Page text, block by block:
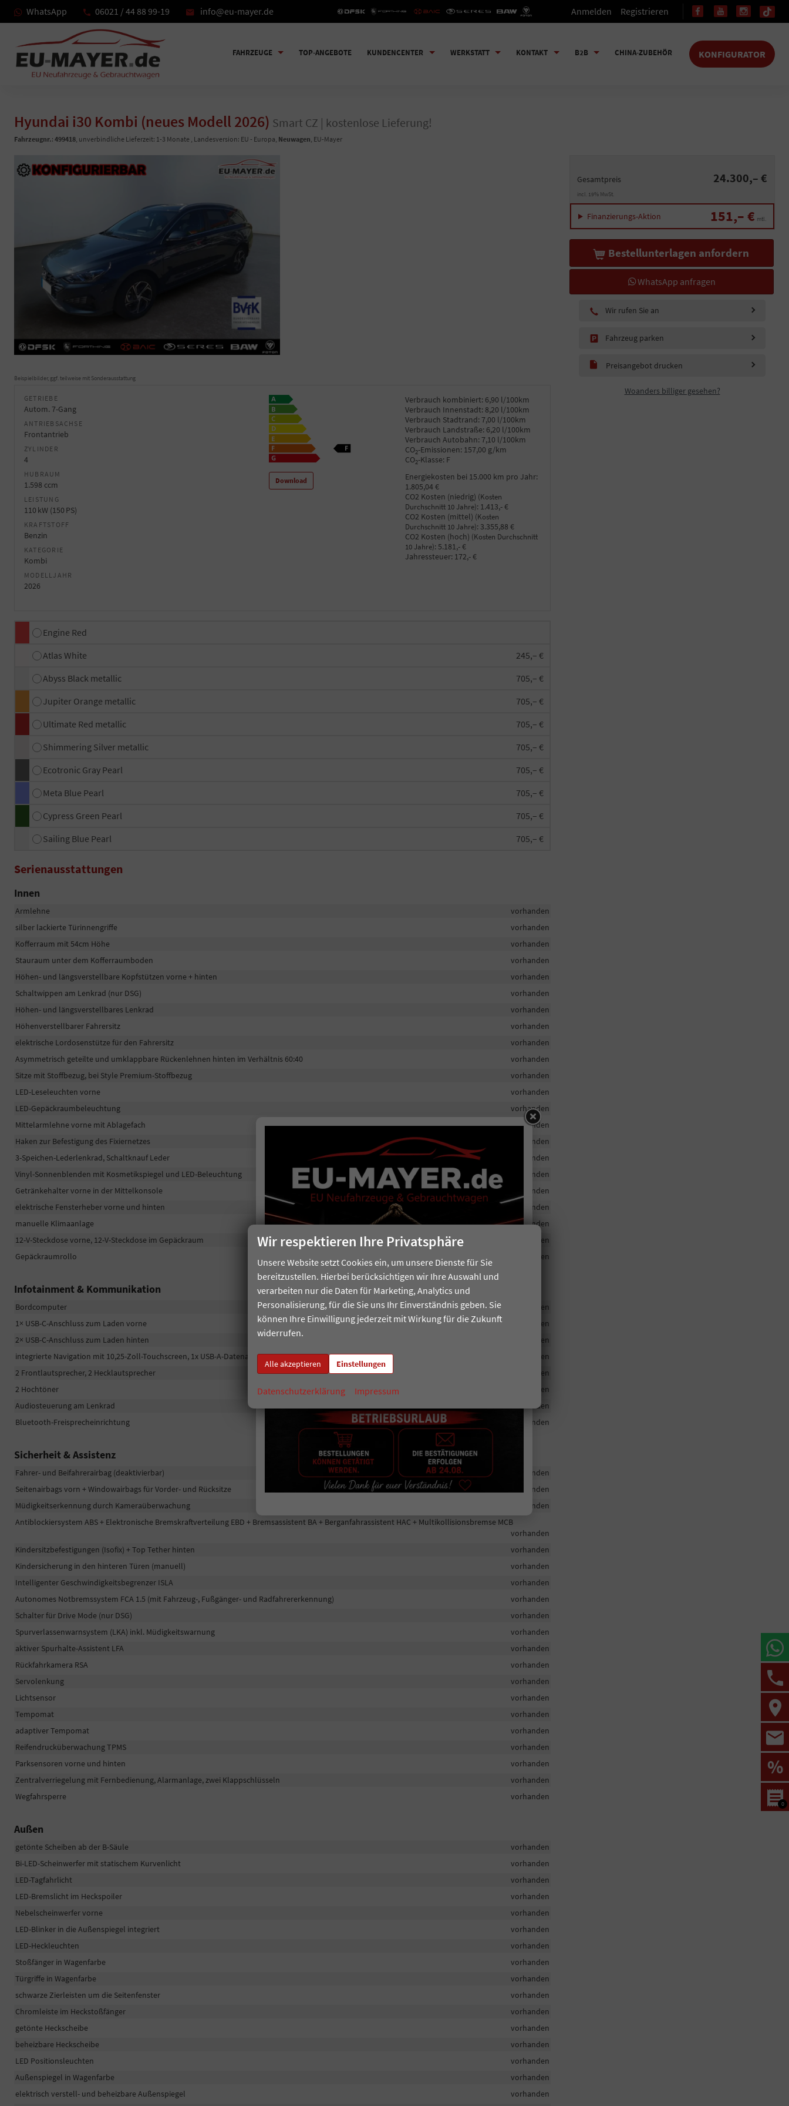
WhatsApp 06021 / 44 88 99-19 info@eu-mayer.de Anmelden Registrieren
FAHRZEUGE TOP-ANGEBOTE KUNDENCENTER WERKSTATT KONTAKT B2B CHINA-ZUBEHÖR KONFIGURATOR
Hyundai i30 Kombi (neues Modell 2026) Smart CZ | kostenlose Lieferung!
Fahrzeugnr.: 499418, unverbindliche Lieferzeit: 1-3 Monate , Landesversion: EU - Europa, Neuwagen, EU-Mayer
Gesamtpreis 24.300,– €
incl. 19% MwSt.
151,– € mtl.
Finanzierungs-Aktion
WhatsApp anfragen
Bestellunterlagen anfordern
Wir rufen Sie an
Fahrzeug parken
Preisangebot drucken
Woanders billiger gesehen?
Beispielbilder, ggf. teilweise mit Sonderausstattung
GETRIEBE
Autom. 7-Gang
ANTRIEBSACHSE
Frontantrieb
ZYLINDER
4
HUBRAUM
1.598 ccm
LEISTUNG
110 kW (150 PS)
KRAFTSTOFF
Benzin
KATEGORIE
Kombi
MODELLJAHR
2026
Verbrauch kombiniert: 6,90 l/100km
Verbrauch Innenstadt: 8,20 l/100km
Verbrauch Stadtrand: 7,00 l/100km
Verbrauch Landstraße: 6,20 l/100km
Verbrauch Autobahn: 7,10 l/100km
CO2-Emissionen: 157,00 g/km
CO2-Klasse: F
Download
Energiekosten bei 15.000 km pro Jahr:
1.805,04 €
CO2 Kosten (niedrig) (Kosten
Durchschnitt 10 Jahre): 1.413,- €
CO2 Kosten (mittel) (Kosten
Durchschnitt 10 Jahre): 3.355,88 €
CO2 Kosten (hoch) (Kosten Durchschnitt
10 Jahre): 5.181,- €
Jahressteuer: 172,- €
Engine Red
Atlas White
245,– €
Abyss Black metallic
705,– €
Jupiter Orange metallic
705,– €
Ultimate Red metallic
705,– €
Shimmering Silver metallic
705,– €
Ecotronic Gray Pearl
705,– €
Meta Blue Pearl
705,– €
Cypress Green Pearl
705,– €
Sailing Blue Pearl
705,– €
Serienausstattungen
Innen
Armlehne
vorhanden
silber lackierte Türinnengriffe
vorhanden
Kofferraum mit 54cm Höhe
vorhanden
Stauraum unter dem Kofferraumboden
vorhanden
Höhen- und längsverstellbare Kopfstützen vorne + hinten
vorhanden
Schaltwippen am Lenkrad (nur DSG)
vorhanden
Höhen- und längsverstellbares Lenkrad
vorhanden
Höhenverstellbarer Fahrersitz
vorhanden
elektrische Lordosenstütze für den Fahrersitz
vorhanden
Asymmetrisch geteilte und umklappbare Rückenlehnen hinten im Verhältnis 60:40
vorhanden
Sitze mit Stoffbezug, bei Style Premium-Stoffbezug
vorhanden
LED-Leseleuchten vorne
vorhanden
LED-Gepäckraumbeleuchtung
vorhanden
Mittelarmlehne vorne mit Ablagefach
vorhanden
Haken zur Befestigung des Fixiernetzes
vorhanden
3-Speichen-Lederlenkrad, Schaltknauf Leder
vorhanden
Vinyl-Sonnenblenden mit Kosmetikspiegel und LED-Beleuchtung
vorhanden
Getränkehalter vorne in der Mittelkonsole
vorhanden
elektrische Fensterheber vorne und hinten
vorhanden
manuelle Klimaanlage
vorhanden
12-V-Steckdose vorne, 12-V-Steckdose im Gepäckraum
vorhanden
Gepäckraumrollo
vorhanden
Infotainment & Kommunikation
Bordcomputer
vorhanden
1× USB-C-Anschluss zum Laden vorne
vorhanden
2× USB-C-Anschluss zum Laden hinten
vorhanden
integrierte Navigation mit 10,25-Zoll-Touchscreen, 1x USB-A-Datenanschluss, mit Android Auto und Apple CarPlay, Live Services + Bluelink
vorhanden
2 Frontlautsprecher, 2 Hecklautsprecher
vorhanden
2 Hochtöner
vorhanden
Audiosteuerung am Lenkrad
vorhanden
Bluetooth-Freisprecheinrichtung
vorhanden
Sicherheit & Assistenz
Fahrer- und Beifahrerairbag (deaktivierbar)
vorhanden
Seitenairbags vorn + Windowairbags für Vorder- und Rücksitze
vorhanden
Müdigkeitserkennung durch Kameraüberwachung
vorhanden
Antiblockiersystem ABS + Elektronische Bremskraftverteilung EBD + Bremsassistent BA + Berganfahrassistent HAC + Multikollisionsbremse MCB
vorhanden
Kindersitzbefestigungen (Isofix) + Top Tether hinten
vorhanden
Kindersicherung in den hinteren Türen (manuell)
vorhanden
Intelligenter Geschwindigkeitsbegrenzer ISLA
vorhanden
Autonomes Notbremssystem FCA 1.5 (mit Fahrzeug-, Fußgänger- und Radfahrererkennung)
vorhanden
Schalter für Drive Mode (nur DSG)
vorhanden
Spurverlassenwarnsystem (LKA) inkl. Müdigkeitswarnung
vorhanden
aktiver Spurhalte-Assistent LFA
vorhanden
Rückfahrkamera RSA
vorhanden
Servolenkung
vorhanden
Lichtsensor
vorhanden
Tempomat
vorhanden
adaptiver Tempomat
vorhanden
Reifendrucküberwachung TPMS
vorhanden
Parksensoren vorne und hinten
vorhanden
Zentralverriegelung mit Fernbedienung, Alarmanlage, zwei Klappschlüsseln
vorhanden
Wegfahrsperre
vorhanden
Außen
getönte Scheiben ab der B-Säule
vorhanden
Bi-LED-Scheinwerfer mit statischem Kurvenlicht
vorhanden
LED-Tagfahrlicht
vorhanden
LED-Bremslicht im Heckspoiler
vorhanden
Nebelscheinwerfer vorne
vorhanden
LED-Blinker in die Außenspiegel integriert
vorhanden
LED-Heckleuchten
vorhanden
Stoßfänger in Wagenfarbe
vorhanden
Türgriffe in Wagenfarbe
vorhanden
schwarze Zierleisten um die Seitenfenster
vorhanden
Chromleiste im Heckstoßfänger
vorhanden
getönte Heckscheibe
vorhanden
beheizbare Heckscheibe
vorhanden
LED Positionsleuchten
vorhanden
Außenspiegel in Wagenfarbe
vorhanden
elektrisch verstell- und beheizbare Außenspiegel
vorhanden
%
0
Wir respektieren Ihre Privatsphäre
Unsere Website setzt Cookies ein, um unsere Dienste für Sie
bereitzustellen. Hierbei berücksichtigen wir Ihre Auswahl und
verarbeiten nur die Daten für Marketing, Analytics und
Personalisierung, für die Sie uns Ihr Einverständnis geben. Sie
können Ihre Einwilligung jederzeit mit Wirkung für die Zukunft
widerrufen.
Alle akzeptieren Einstellungen
Datenschutzerklärung Impressum